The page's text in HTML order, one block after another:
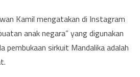
Kamil mengatakan di Instagram
anak negara” yang digunakan
pembukaan sirkuit Mandalika adalah